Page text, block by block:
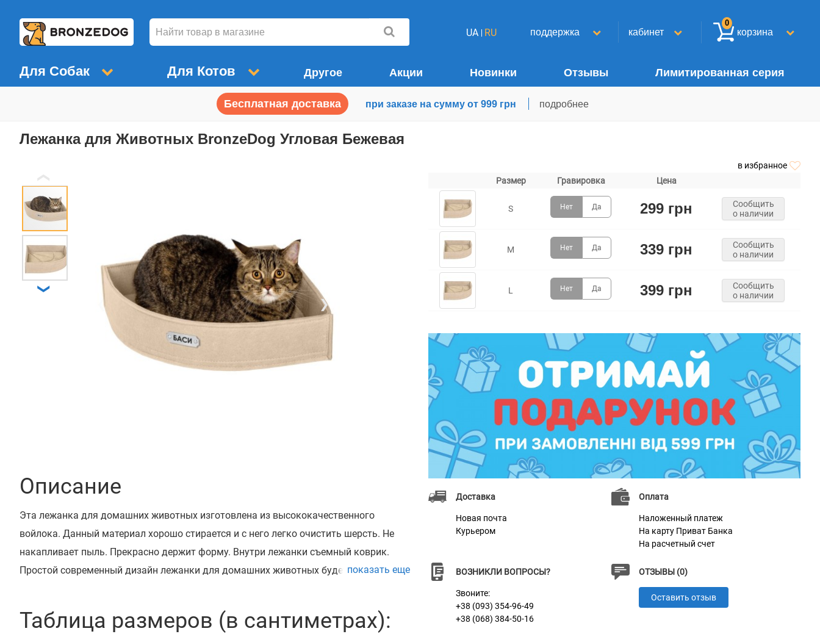
UA RU поддержка кабинет корзина
0
Для Собак Для Котов Другое Акции Новинки Отзывы Лимитированная серия
Бесплатная доставка при заказе на сумму от 999 грн подробнее
Лежанка для Животных BronzeDog Угловая Бежевая
в избранное
❮ ❯
❯
Описание
Эта лежанка для домашних животных изготовлена из высококачественного
войлока. Данный материал хорошо стирается и с него легко очистить шерсть. Не
накапливает пыль. Прекрасно держит форму. Внутри лежанки съемный коврик.
Простой современный дизайн лежанки для домашних животных будет отлично
мастера могут награвировать любую информацию по вашему желанию,
показать еще
Таблица размеров (в сантиметрах):
Размер Гравировка Цена
S Нет Да 299 грн
Сообщить
о наличии
M Нет Да 339 грн
Сообщить
о наличии
L Нет Да 399 грн
Сообщить
о наличии
Доставка
Новая почта
Курьером
Оплата
Наложенный платеж
На карту Приват Банка
На расчетный счет
ВОЗНИКЛИ ВОПРОСЫ?
Звоните:
+38 (093) 354-96-49
+38 (068) 384-50-16
ОТЗЫВЫ (0)
Оставить отзыв